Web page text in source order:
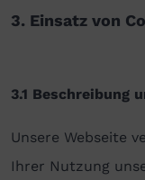
3. Einsatz von
3.1 Beschreibung
Unsere Webseite
Ihrer Nutzung